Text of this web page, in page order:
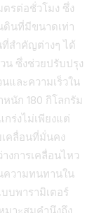
ตรต่อชั่วโมง ซึ่ง
ดินที่มีขนาดเท่า
สำคัญต่างๆ ได้
น ซึ่งช่วยปรับปรุง
และความเร็วใน
นัก 180 กิโลกรัม
ร่งไม่เพียงแต่
คลื่อนที่มั่นคง
งการเคลื่อนไหว
ความทนทานใน
บพารามิเตอร์